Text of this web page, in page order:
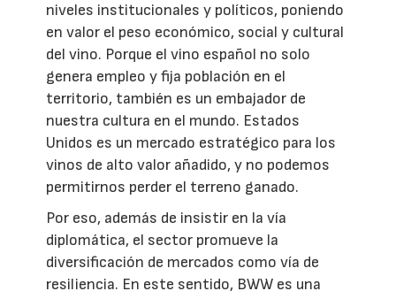
niveles institucionales y políticos, poniendo
en valor el peso económico, social y cultural
del vino. Porque el vino español no solo
genera empleo y fija población en el
territorio, también es un embajador de
nuestra cultura en el mundo. Estados
Unidos es un mercado estratégico para los
vinos de alto valor añadido, y no podemos
permitirnos perder el terreno ganado.
Por eso, además de insistir en la vía
diplomática, el sector promueve la
diversificación de mercados como vía de
resiliencia. En este sentido, BWW es una